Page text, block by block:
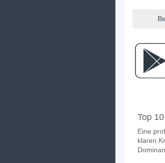
Das
Wer
Top
Eine
klaren